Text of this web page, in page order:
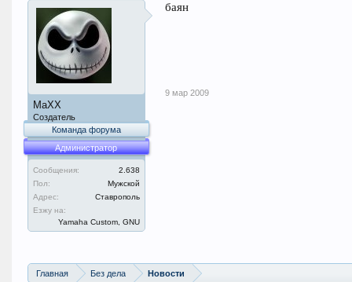
MaXX
Создатель
Команда форума
Администратор
Сообщения:
2.638
Пол:
Мужской
Адрес:
Ставрополь
Езжу на:
Yamaha Custom, GNU
баян
9 мар 2009
Главная Без дела Новости